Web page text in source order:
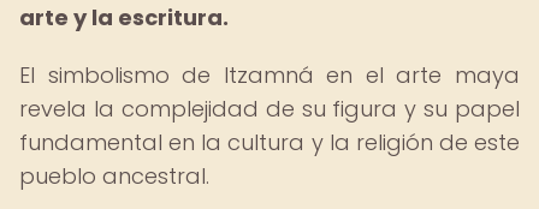
arte y la escritura.
El simbolismo de Itzamná en el arte maya
revela la complejidad de su figura y su papel
fundamental en la cultura y la religión de este
pueblo ancestral.